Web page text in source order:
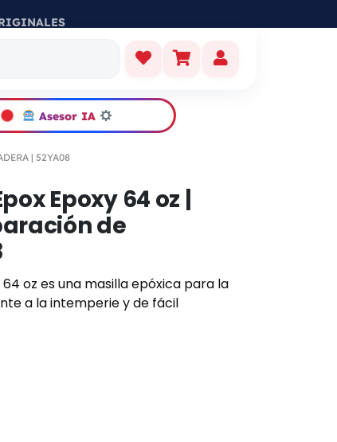
Asesor IA
| 52YA08
Epoxy 64 oz |
de
64 oz es una masilla epóxica para la
a la intemperie y de fácil